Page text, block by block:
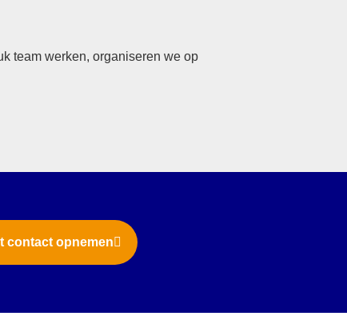
team werken, organiseren we op
contact opnemen